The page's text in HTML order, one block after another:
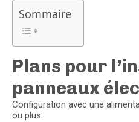
Sommaire
Plans pour
panneaux
Configuration avec une
ou plus